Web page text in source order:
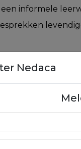
informele
aspecten van de
en
deze cultuur
en waarden
contextueel
Nedaca